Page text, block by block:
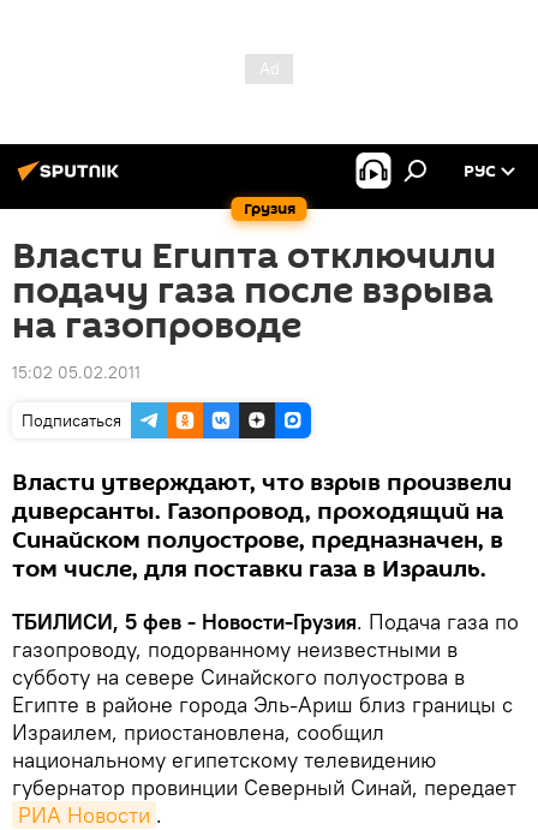
Грузия
РУС
Власти Египта отключили
подачу газа после взрыва
на газопроводе
15:02 05.02.2011
Подписаться
Власти утверждают, что взрыв произвели
диверсанты. Газопровод, проходящий на
Синайском полуострове, предназначен, в
том числе, для поставки газа в Израиль.
ТБИЛИСИ, 5 фев - Новости-Грузия. Подача газа по
газопроводу, подорванному неизвестными в
субботу на севере Синайского полуострова в
Египте в районе города Эль-Ариш близ границы с
Израилем, приостановлена, сообщил
национальному египетскому телевидению
губернатор провинции Северный Синай, передает
РИА Новости .